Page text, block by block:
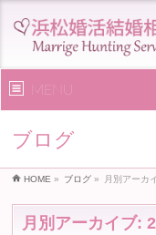
MENU
ブログ
HOME » ブログ » 月別アーカ
月別アーカイブ: